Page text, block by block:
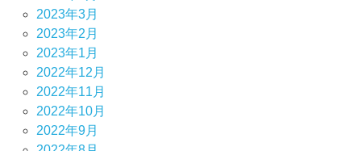
2023年3月
2023年2月
2023年1月
2022年12月
2022年11月
2022年10月
2022年9月